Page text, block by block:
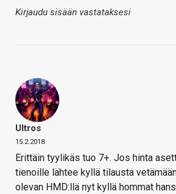
Kirjaudu sisään vastataksesi
Ultros
15.2.2018
Erittäin tyylikäs tuo 7+. Jos hinta
tienoille lähtee kyllä tilausta
olevan HMD:llä nyt kyllä hommat